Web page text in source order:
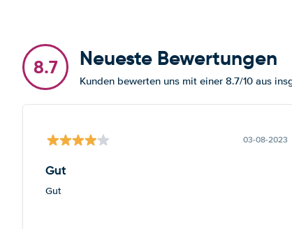
8.7 Neueste Bewertungen
Kunden bewerten uns mit einer 8.7/10 aus
03-08-2023
Gut
Gut